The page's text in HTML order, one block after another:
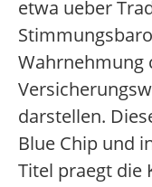
etwa ueber
Wahrnehmung
darstellen.
Blue Chip und
Titel praegt die